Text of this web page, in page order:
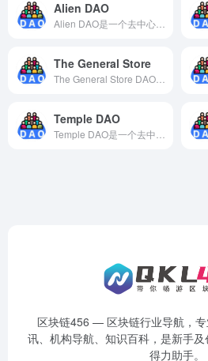
Alien DAO
The General Store
Temple DAO
区块链456 — 区块链行业导航，
讯、机构导航、知识百科，是新手
得力助手。